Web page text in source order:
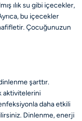
ılık su gibi içecekler,
bu içecekler
Çocuğunuzun
şarttır.
aktivitelerini
enfeksiyonla daha etkili
Dinlenme, enerji